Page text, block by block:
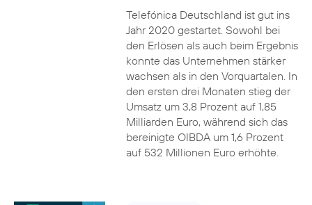
Telefónica Deutschland ist gut ins
Jahr 2020 gestartet. Sowohl bei
den Erlösen als auch beim Ergebnis
konnte das Unternehmen stärker
wachsen als in den Vorquartalen. In
den ersten drei Monaten stieg der
Umsatz um 3,8 Prozent auf 1,85
Milliarden Euro, während sich das
bereinigte OIBDA um 1,6 Prozent
auf 532 Millionen Euro erhöhte.